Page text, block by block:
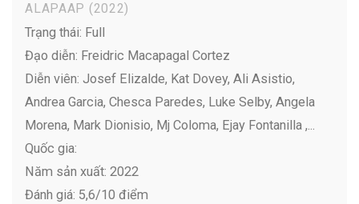
ALAPAAP (2022)
Trạng thái: Full
Đạo diễn: Freidric Macapagal Cortez
Diễn viên: Josef Elizalde, Kat Dovey, Ali Asistio,
Andrea Garcia, Chesca Paredes, Luke Selby, Angela
Morena, Mark Dionisio, Mj Coloma, Ejay Fontanilla ,...
Quốc gia:
Năm sản xuất: 2022
Đánh giá: 5,6/10 điểm